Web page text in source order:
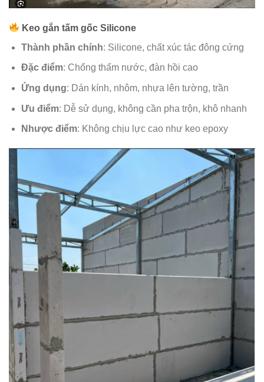
Keo gắn tấm gốc Silicone
Thành phần chính: Silicone, chất xúc tác đông cứng
Đặc điểm: Chống thấm nước, đàn hồi cao
Ứng dụng: Dán kính, nhôm, nhựa lên tường, trần
Ưu điểm: Dễ sử dụng, không cần pha trộn, khô nhanh
Nhược điểm: Không chịu lực cao như keo epoxy